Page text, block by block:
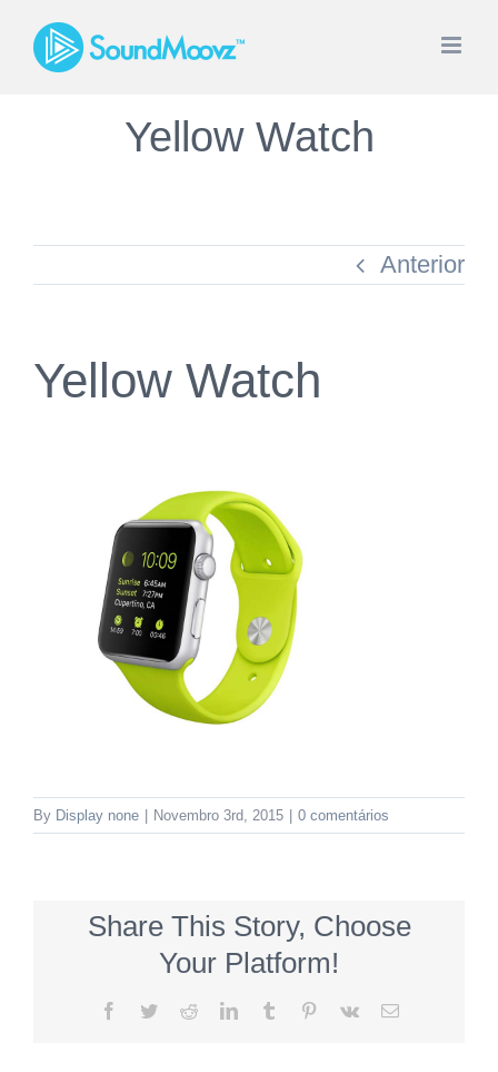
Skip
Yellow Watch
Anterior
Yellow Watch
By Display none Novembro 3rd, 2015 0 comentários
Share This Story, Choose
Your Platform!
Facebook
TwitterRedditLinkedInTumblr Pinterest
Vk
Email